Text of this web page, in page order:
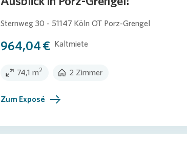
Sternweg 30 - 51147 Köln OT Porz-Grengel
964,04 € Kaltmiete
74,1 m2 2 Zimmer
Zum Exposé